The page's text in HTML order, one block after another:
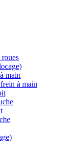
roues
main
à main